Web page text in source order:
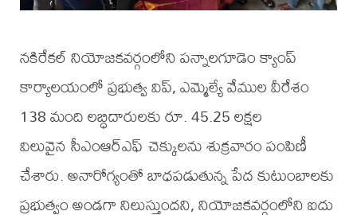
నకిరేకల్ నియోజకవర్గంలోని పన్నాలగూడెం క్యాంప్
కార్యాలయంలో ప్రభుత్వ విప్, ఎమ్మెల్యే వేముల వీరేశం
138 మంది లబ్ధిదారులకు రూ. 45.25 లక్షల
విలువైన సీఎంఆర్ఎఫ్ చెక్కులను శుక్రవారం పంపిణీ
చేశారు. అనారోగ్యంతో బాధపడుతున్న పేద కుటుంబాలకు
ప్రభుత్వం అండగా నిలుస్తుందని, నియోజకవర్గంలోని ఐదు